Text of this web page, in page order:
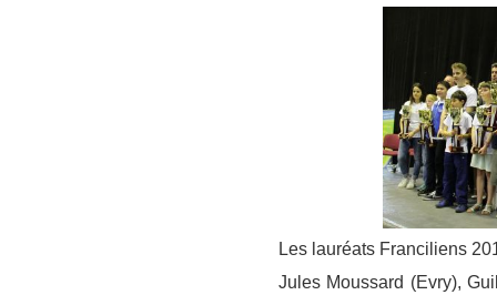
Les lauréats Franciliens
Jules Moussard (Evry),